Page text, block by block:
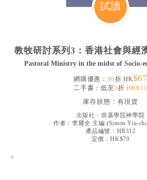
哲學／宗教比較
文藝／勵志
精選影音
試讀
教牧研討系列3：香港社會與經
Pastoral Ministry in the midst of Socio-
網購優惠： 96折 HK$67
二手書：低至5折HK$35
庫存狀態： 有現貨
出版社：崇基學院神學院
作者： 李耀全 主編 (Simon Yiu-
產品編號：HR312
定價：HK$70
<